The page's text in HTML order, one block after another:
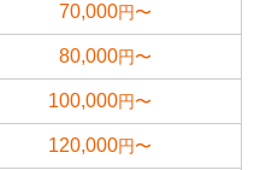
70,000円〜
80,000円〜
100,000円〜
120,000円〜